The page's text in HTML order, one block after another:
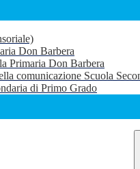
Don Barbera
Primaria Don Barbera
comunicazione Scuola
di Primo Grado